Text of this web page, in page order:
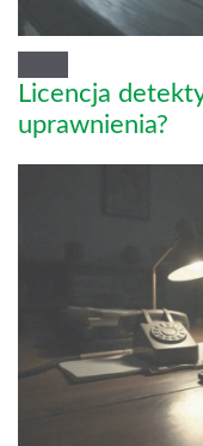
Licencja
uprawnienia?